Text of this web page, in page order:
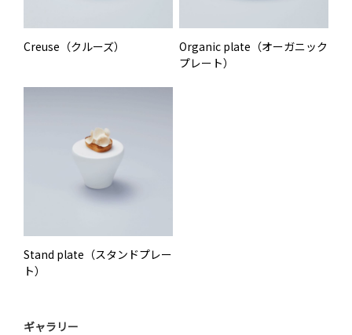
Creuse（クルーズ）
Organic plate（オーガニック
プレート）
Stand plate（スタンドプレー
ト）
ギャラリー